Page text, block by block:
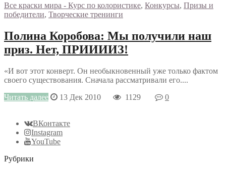
Все краски мира - Курс по колористике, Конкурсы, Призы и
победители, Творческие тренинги
Полина Коробова: Мы получили наш
приз. Нет, ПРИИИИЗ!
«И вот этот конверт. Он необыкновенный уже только фактом
своего существования. Сначала рассматривали его....
Читать далее
13 Дек 2010 1129 0
ВКонтакте
Instagram
YouTube
Рубрики